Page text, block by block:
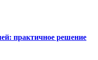
практичное решение